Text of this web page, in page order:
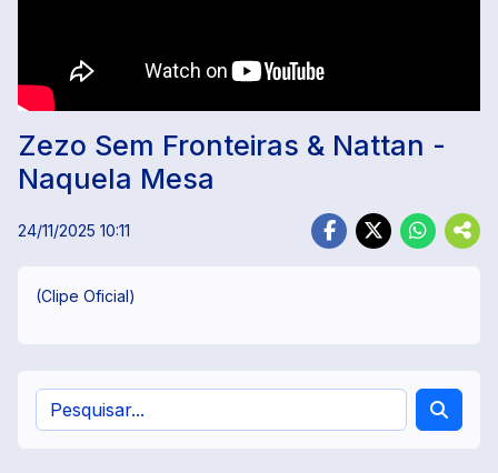
Zezo Sem Fronteiras & Nattan -
Naquela Mesa
24/11/2025 10:11
(Clipe Oficial)